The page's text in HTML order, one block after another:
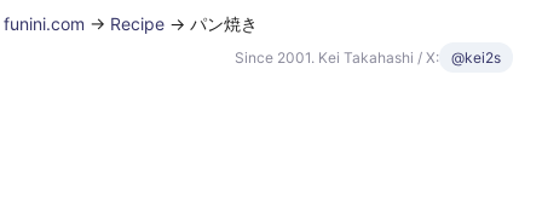
funini.com -> Recipe -> パン焼き
Since 2001. Kei Takahashi / X: @kei2s